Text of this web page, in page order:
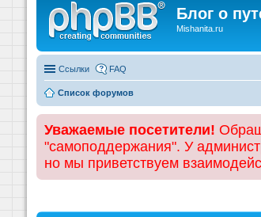
Блог о
Mishanita.ru
Ссылки FAQ
Список форумов
Уважаемые посетители!
"самоподдержания". У
но мы приветствуем